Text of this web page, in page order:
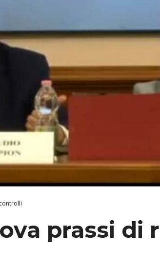
prassi di